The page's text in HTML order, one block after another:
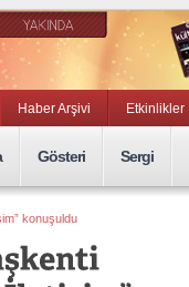
Haber Arşivi Etkinlikler
Gösteri Sergi
konuşuldu